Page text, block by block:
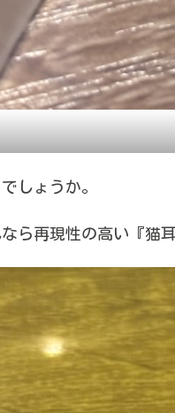
しょうか。
なら再現性の高い『猫